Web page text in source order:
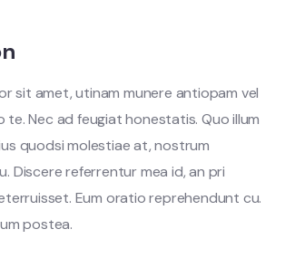
sit amet, utinam munere antiopam vel
te. Nec ad feugiat honestatis. Quo illum
quodsi molestiae at, nostrum
Discere referrentur mea id, an pri
Eum oratio reprehendunt cu.
postea.